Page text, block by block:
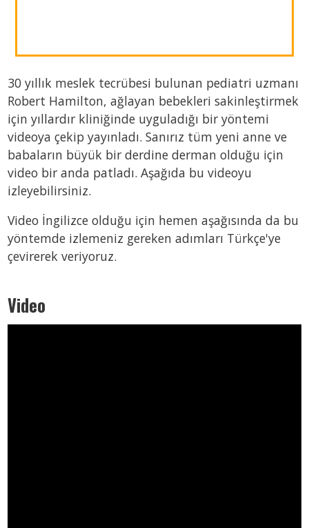
30 yıllık meslek tecrübesi bulunan pediatri uzmanı
Robert Hamilton, ağlayan bebekleri sakinleştirmek
için yıllardır kliniğinde uyguladığı bir yöntemi
videoya çekip yayınladı. Sanırız tüm yeni anne ve
babaların büyük bir derdine derman olduğu için
video bir anda patladı. Aşağıda bu videoyu
izleyebilirsiniz.
Video İngilizce olduğu için hemen aşağısında da bu
yöntemde izlemeniz gereken adımları Türkçe'ye
çevirerek veriyoruz.
Video